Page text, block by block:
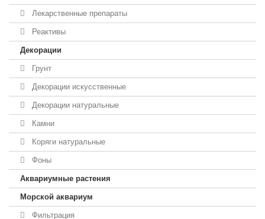
Лекарственные препараты
Реактивы
Декорации
Грунт
Декорации искусственные
Декорации натуральные
Камни
Коряги натуральные
Фоны
Аквариумные растения
Морской аквариум
Фильтрация